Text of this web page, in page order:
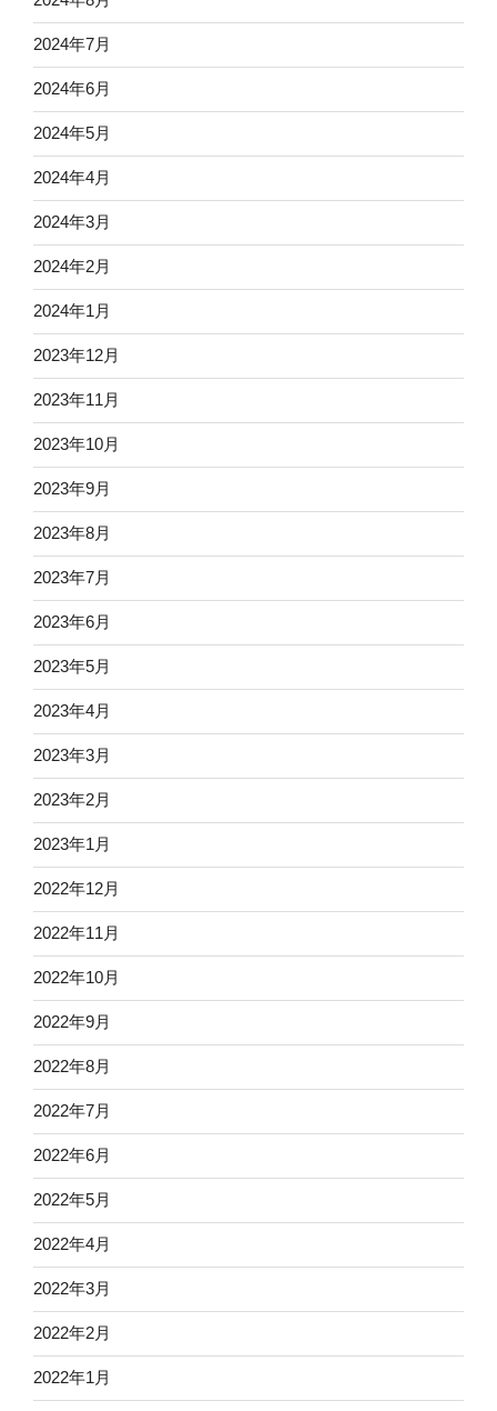
2024年7月
2024年6月
2024年5月
2024年4月
2024年3月
2024年2月
2024年1月
2023年12月
2023年11月
2023年10月
2023年9月
2023年8月
2023年7月
2023年6月
2023年5月
2023年4月
2023年3月
2023年2月
2023年1月
2022年12月
2022年11月
2022年10月
2022年9月
2022年8月
2022年7月
2022年6月
2022年5月
2022年4月
2022年3月
2022年2月
2022年1月